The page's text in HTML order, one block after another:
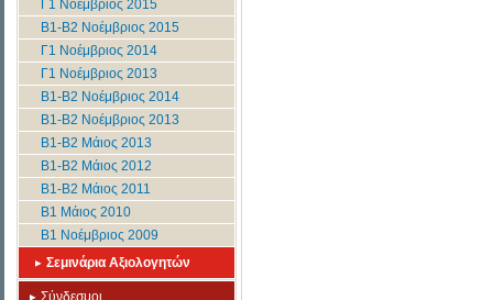
Γ1 Νοέμβριος 2015
Β1-Β2 Νοέμβριος 2015
Γ1 Νοέμβριος 2014
Γ1 Νοέμβριος 2013
B1-B2 Νοέμβριος 2014
B1-B2 Νοέμβριος 2013
Β1-Β2 Μάιος 2013
Β1-Β2 Μάιος 2012
Β1-Β2 Μάιος 2011
Β1 Μάιος 2010
Β1 Νοέμβριος 2009
Σεμινάρια Αξιολογητών
Σύνδεσμοι